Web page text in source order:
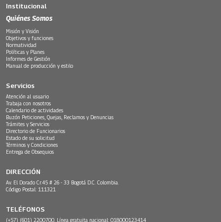
Institucional
Quiénes Somos
Misión y Visión
Objetivos y funciones
Normatividad
Políticas y Planes
Informes de Gestión
Manual de producción y estilo
Servicios
Atención al usuario
Trabaja con nosotros
Calendario de actividades
Buzón Peticiones, Quejas, Reclamos y Denuncias
Trámites y Servicios
Directorio de Funcionarios
Estado de su solicitud
Términos y Condiciones
Entrega de Obsequios
DIRECCIÓN
Av. El Dorado Cr.45 # 26 - 33 Bogotá D.C. Colombia.
Código Postal: 111321
TELÉFONOS
(+57) (601) 2200700. Línea gratuita nacional: 018000123414